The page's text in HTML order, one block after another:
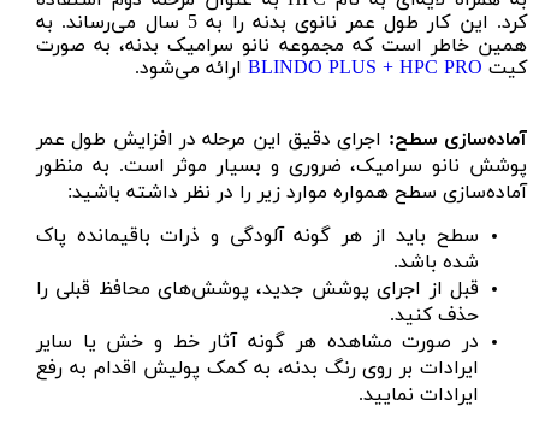
کرد. این کار طول عمر نانوی بدنه را به 5 سال می‌رساند. به
همین خاطر است که مجموعه نانو سرامیک بدنه، به صورت
کیت BLINDO PLUS + HPC PRO ارائه می‌شود.
آماده‌سازی سطح: اجرای دقیق این مرحله در افزایش طول عمر
پوشش نانو سرامیک، ضروری و بسیار موثر است. به منظور
آماده‌سازی سطح همواره موارد زیر را در نظر داشته باشید:
سطح باید از هر گونه آلودگی و ذرات باقیمانده پاک
شده باشد.
قبل از اجرای پوشش جدید، پوشش‌های محافظ قبلی را
حذف کنید.
در صورت مشاهده هر گونه آثار خط و خش یا سایر
ایرادات بر روی رنگ بدنه، به کمک پولیش اقدام به رفع
ایرادات نمایید.